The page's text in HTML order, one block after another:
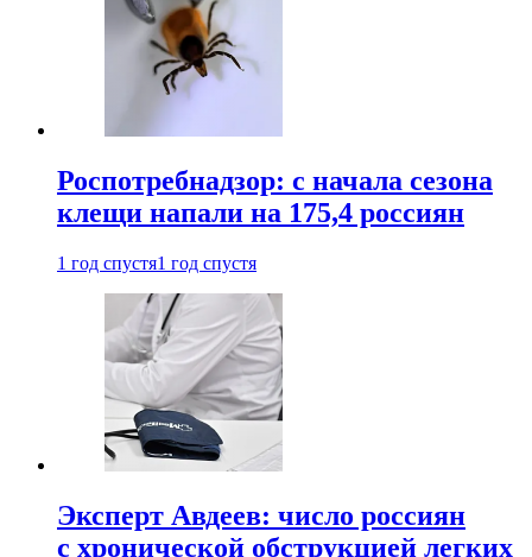
Роспотребнадзор: с начала сезона
клещи напали на 175,4 россиян
1 год спустя1 год спустя
Эксперт Авдеев: число россиян
с хронической обструкцией легких